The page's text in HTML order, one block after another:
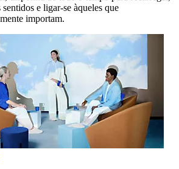
sentidos e ligar-se àqueles que
importam.